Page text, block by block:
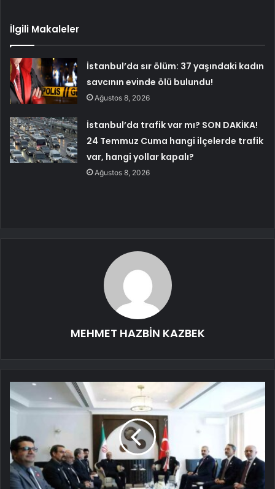
İlgili Makaleler
İstanbul’da sır ölüm: 37 yaşındaki kadın
savcının evinde ölü bulundu!
Ağustos 8, 2026
İstanbul’da trafik var mı? SON DAKİKA!
24 Temmuz Cuma hangi ilçelerde trafik
var, hangi yollar kapalı?
Ağustos 8, 2026
MEHMET HAZBİN KAZBEK